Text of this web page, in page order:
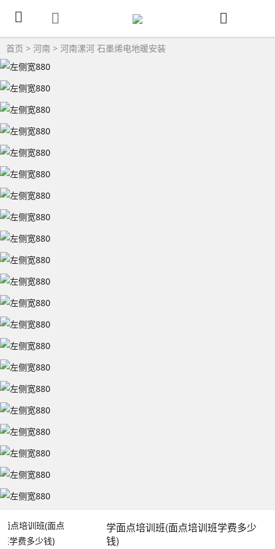
首页 > 河南 > 河南漯河 石墨烯电地暖安装
学面点培训班(面点培训班学费多少
钱)